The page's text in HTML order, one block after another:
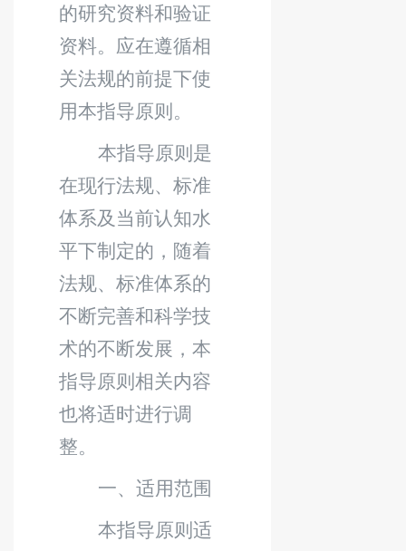
的研究资料和验证
资料。应在遵循相
关法规的前提下使
用本指导原则。
本指导原则是
在现行法规、标准
体系及当前认知水
平下制定的，随着
法规、标准体系的
不断完善和科学技
术的不断发展，本
指导原则相关内容
也将适时进行调
整。
一、适用范围
本指导原则适